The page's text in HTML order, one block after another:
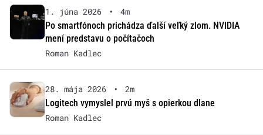
1. júna 2026 •
4m
Po smartfónoch prichádza ďalší veľký zlom. NVIDIA
mení predstavu o počítačoch
Roman Kadlec
28. mája 2026 •
2m
Logitech vymyslel prvú myš s opierkou dlane
Roman Kadlec